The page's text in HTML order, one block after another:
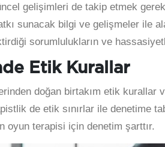
gelişimleri de takip etmek
sunacak bilgi ve gelişmeler ile
sorumlulukların ve
Etik Kurallar
doğan birtakım etik kurallar
de etik sınırlar ile denetime
oyun terapisi için denetim şarttır.